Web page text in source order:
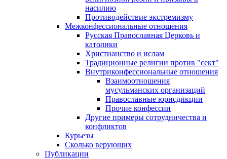
насилию
Противодействие экстремизму
Межконфессиональные отношения
Русская Православная Церковь и
католики
Христианство и ислам
Традиционные религии против "сект"
Внутриконфессиональные отношения
Взаимоотношения
мусульманских организаций
Православные юрисдикции
Прочие конфессии
Другие примеры сотрудничества и
конфликтов
Курьезы
Сколько верующих
Публикации